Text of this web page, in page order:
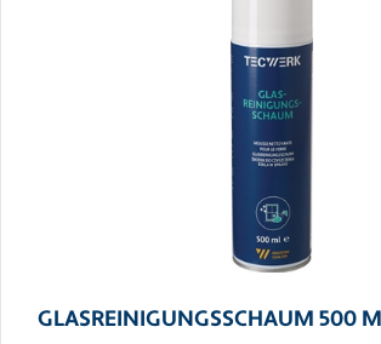
GLASREINIGUNGSSCHAUM 500